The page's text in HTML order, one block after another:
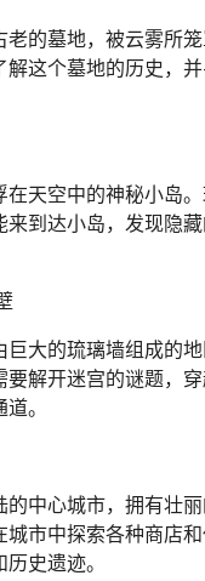
老的墓地，被云雾所
解这个墓地的历史，
在天空中的神秘小岛
来到达小岛，发现隐
巨大的琉璃墙组成的
要解开迷宫的谜题，
。
的中心城市，拥有壮
城市中探索各种商店
史遗迹。